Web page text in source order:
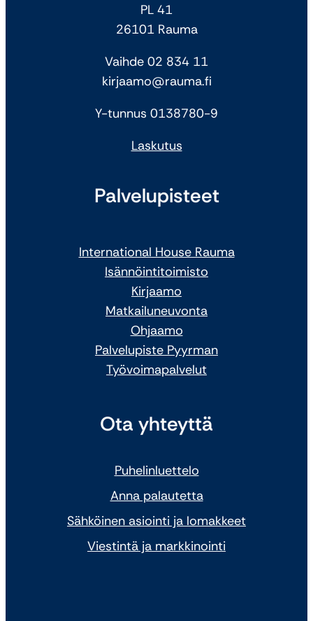
PL 41
26101 Rauma
Vaihde 02 834 11
kirjaamo@rauma.fi
Y-tunnus 0138780-9
Laskutus
Palvelupisteet
International House Rauma
Isännöintitoimisto
Kirjaamo
Matkailuneuvonta
Ohjaamo
Palvelupiste Pyyrman
Työvoimapalvelut
Ota yhteyttä
Puhelinluettelo
Anna palautetta
Sähköinen asiointi ja lomakkeet
Viestintä ja markkinointi